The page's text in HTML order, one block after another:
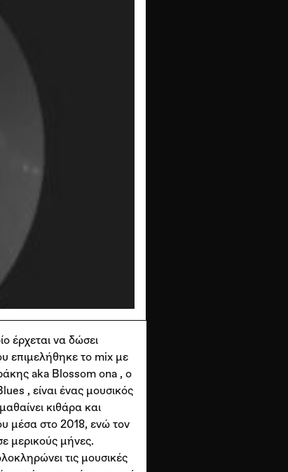
έρχεται να δώσει
επιμελήθηκε το mix με
aka Blossom ona , o
, είναι ένας μουσικός
κιθάρα και
μέσα στο 2018, ενώ τον
μερικούς μήνες.
τις μουσικές